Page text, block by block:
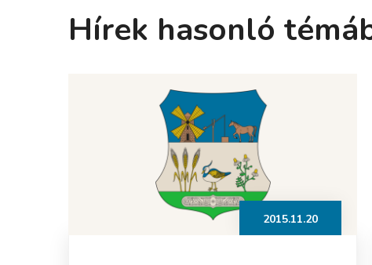
Hírek hasonló
2015.11.20